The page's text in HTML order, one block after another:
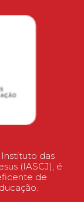
das
(IASCJ), é
de